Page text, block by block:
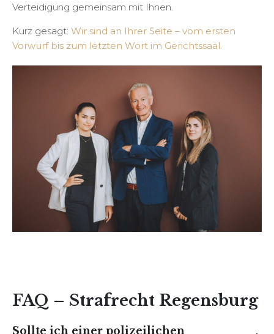
Verteidigung gemeinsam mit Ihnen.
Kurz gesagt: Wir sind an Ihrer Seite – vom ersten
Vorwurf bis zum letzten Wort im Gerichtssaal.
FAQ – Strafrecht Regensburg
Sollte ich einer polizeilichen